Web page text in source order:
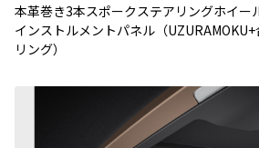
本革巻き3本スポークステアリングホイー
インストルメントパネル（
リング）